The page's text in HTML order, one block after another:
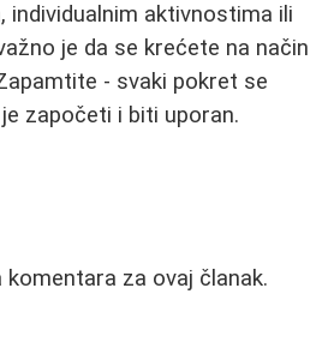
aktivnostima ili
je da se krećete na način
- svaki pokret se
započeti i biti uporan.
komentara za ovaj članak.